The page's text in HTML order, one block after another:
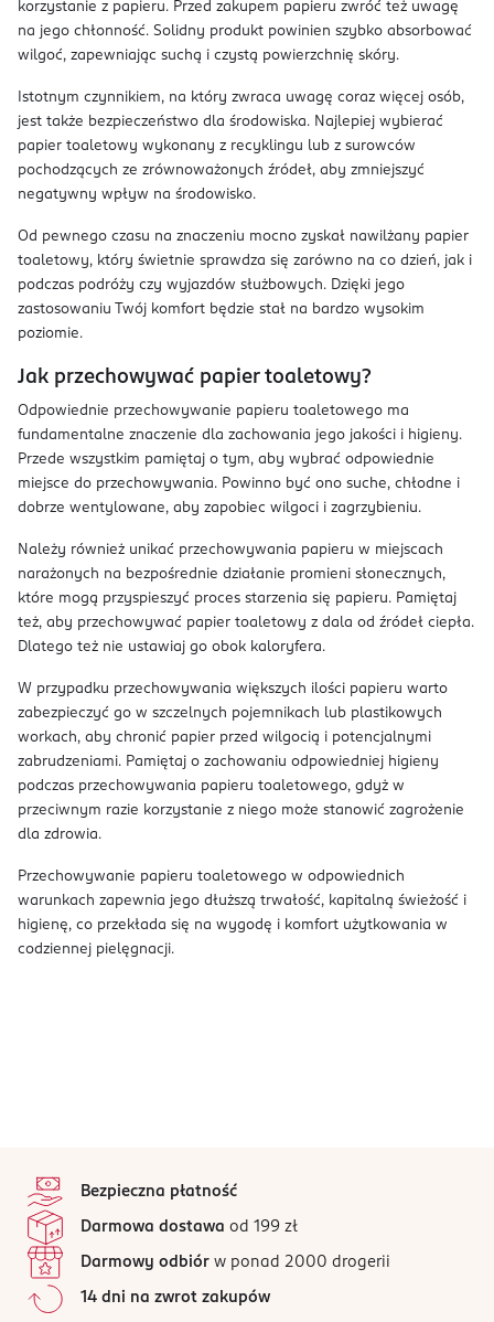
korzystanie z papieru. Przed zakupem papieru zwróć też uwagę
na jego chłonność. Solidny produkt powinien szybko absorbować
wilgoć, zapewniając suchą i czystą powierzchnię skóry.
Istotnym czynnikiem, na który zwraca uwagę coraz więcej osób,
jest także bezpieczeństwo dla środowiska. Najlepiej wybierać
papier toaletowy wykonany z recyklingu lub z surowców
pochodzących ze zrównoważonych źródeł, aby zmniejszyć
negatywny wpływ na środowisko.
Od pewnego czasu na znaczeniu mocno zyskał nawilżany papier
toaletowy, który świetnie sprawdza się zarówno na co dzień, jak i
podczas podróży czy wyjazdów służbowych. Dzięki jego
zastosowaniu Twój komfort będzie stał na bardzo wysokim
poziomie.
Jak przechowywać papier toaletowy?
Odpowiednie przechowywanie papieru toaletowego ma
fundamentalne znaczenie dla zachowania jego jakości i higieny.
Przede wszystkim pamiętaj o tym, aby wybrać odpowiednie
miejsce do przechowywania. Powinno być ono suche, chłodne i
dobrze wentylowane, aby zapobiec wilgoci i zagrzybieniu.
Należy również unikać przechowywania papieru w miejscach
narażonych na bezpośrednie działanie promieni słonecznych,
które mogą przyspieszyć proces starzenia się papieru. Pamiętaj
też, aby przechowywać papier toaletowy z dala od źródeł ciepła.
Dlatego też nie ustawiaj go obok kaloryfera.
W przypadku przechowywania większych ilości papieru warto
zabezpieczyć go w szczelnych pojemnikach lub plastikowych
workach, aby chronić papier przed wilgocią i potencjalnymi
zabrudzeniami. Pamiętaj o zachowaniu odpowiedniej higieny
podczas przechowywania papieru toaletowego, gdyż w
przeciwnym razie korzystanie z niego może stanowić zagrożenie
dla zdrowia.
Przechowywanie papieru toaletowego w odpowiednich
warunkach zapewnia jego dłuższą trwałość, kapitalną świeżość i
higienę, co przekłada się na wygodę i komfort użytkowania w
codziennej pielęgnacji.
Bezpieczna płatność
Darmowa dostawa od 199 zł
Darmowy odbiór w ponad 2000 drogerii
14 dni na zwrot zakupów